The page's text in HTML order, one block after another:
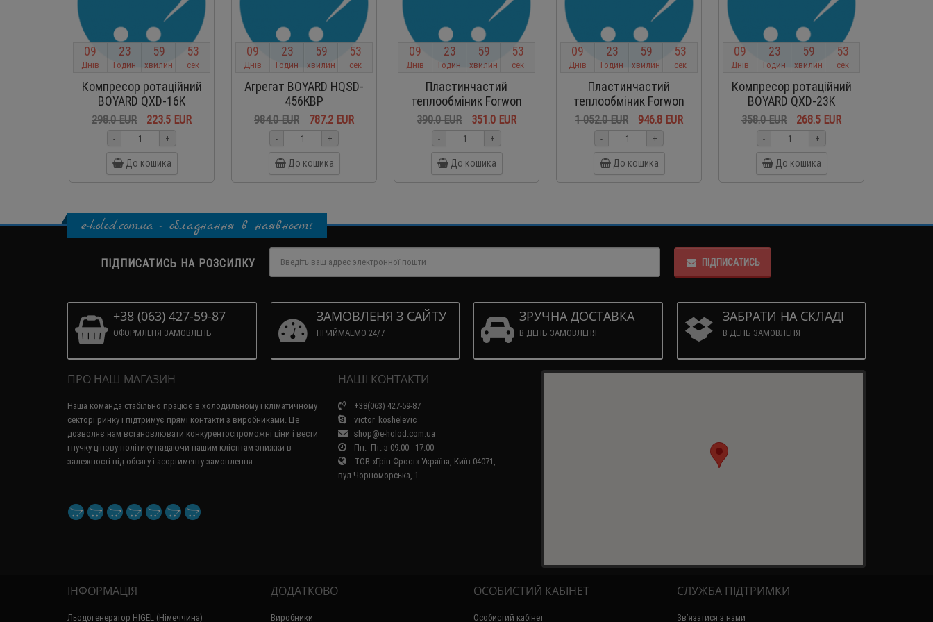
09
Днів
23
Годин
59
хвилин
52
сек
Компресор ротаційний
BOYARD QXD-16K
298.0 EUR 223.5 EUR
- +
До кошика
09
Днів
23
Годин
59
хвилин
52
сек
Агрегат BOYARD HQSD-
456KBP
984.0 EUR 787.2 EUR
- +
До кошика
09
Днів
23
Годин
59
хвилин
52
сек
Пластинчастий
теплообміник Forwon
FHC060-40-F
390.0 EUR 351.0 EUR
- +
До кошика
09
Днів
23
Годин
59
хвилин
52
сек
Пластинчастий
теплообміник Forwon
FHC120G-50
1 052.0 EUR 946.8 EUR
- +
До кошика
09
Днів
23
Годин
59
хвилин
52
сек
Компресор ротаційний
BOYARD QXD-23K
358.0 EUR 268.5 EUR
- +
До кошика
e-holod.com.ua - обладнання в наявності
ПІДПИСАТИСЬ НА РОЗСИЛКУ ПІДПИСАТИСЬ
+38 (063) 427-59-87
ОФОРМЛЕНЯ ЗАМОВЛЕНЬ
ЗАМОВЛЕНЯ З САЙТУ
ПРИЙМАЕМО 24/7
ЗРУЧНА ДОСТАВКА
В ДЕНЬ ЗАМОВЛЕНЯ
ЗАБРАТИ НА СКЛАДІ
В ДЕНЬ ЗАМОВЛЕНЯ
ПРО НАШ МАГАЗИН
Наша команда стабільно працює в холодильному і кліматичному
секторі ринку і підтримує прямі контакти з виробниками. Це
дозволяє нам встановлювати конкурентоспроможні ціни і вести
гнучку цінову політику надаючи нашим клієнтам знижки в
залежності від обсягу і асортименту замовлення.
НАШІ КОНТАКТИ
+38(063) 427-59-87
victor_koshelevic
shop@e-holod.com.ua
Пн.- Пт. з 09:00 - 17:00
ТОВ «Грін Фрост» Україна, Київ 04071,
вул.Чорноморська, 1
ІНФОРМАЦІЯ
Льодогенератор HIGEL (Німеччина)
ДОДАТКОВО
Виробники
ОСОБИСТИЙ КАБІНЕТ
Особистий кабінет
СЛУЖБА ПІДТРИМКИ
Зв’язатися з нами